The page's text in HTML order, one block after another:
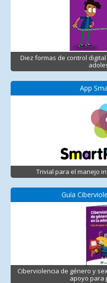
Diez formas de control
App
Trivial para el manejo
Guía
Ciberviolencia de género y
apoyo para